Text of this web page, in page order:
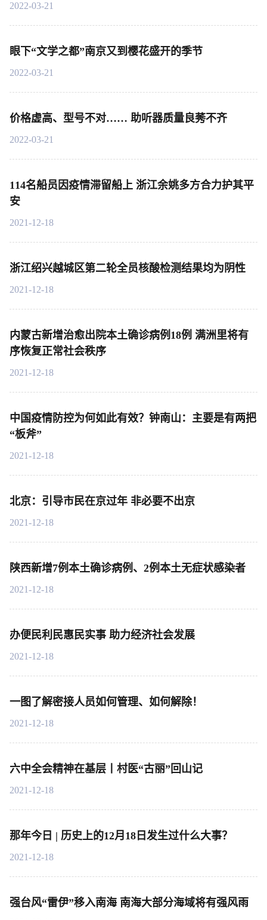
2022-03-21
眼下“文学之都”南京又到樱花盛开的季节
2022-03-21
价格虚高、型号不对…… 助听器质量良莠不齐
2022-03-21
114名船员因疫情滞留船上 浙江余姚多方合力护其平
安
2021-12-18
浙江绍兴越城区第二轮全员核酸检测结果均为阴性
2021-12-18
内蒙古新增治愈出院本土确诊病例18例 满洲里将有
序恢复正常社会秩序
2021-12-18
中国疫情防控为何如此有效？钟南山：主要是有两把
“板斧”
2021-12-18
北京：引导市民在京过年 非必要不出京
2021-12-18
陕西新增7例本土确诊病例、2例本土无症状感染者
2021-12-18
办便民利民惠民实事 助力经济社会发展
2021-12-18
一图了解密接人员如何管理、如何解除！
2021-12-18
六中全会精神在基层丨村医“古丽”回山记
2021-12-18
那年今日 | 历史上的12月18日发生过什么大事？
2021-12-18
强台风“雷伊”移入南海 南海大部分海域将有强风雨